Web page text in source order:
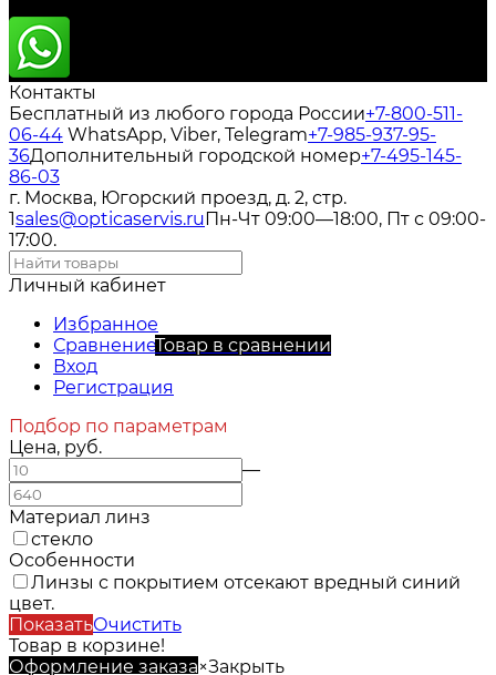
Контакты
Бесплатный из любого города России+7-800-511-
06-44 WhatsApp, Viber, Telegram+7-985-937-95-
36Дополнительный городской номер+7-495-145-
86-03
г. Москва, Югорский проезд, д. 2, стр.
1sales@opticaservis.ruПн-Чт 09:00—18:00, Пт с 09:00-
17:00.
Личный кабинет
Избранное
СравнениеТовар в сравнении
Вход
Регистрация
Подбор по параметрам
Цена, руб.
—
Материал линз
стекло
Особенности
Линзы с покрытием отсекают вредный синий
цвет.
ПоказатьОчистить
Товар в корзине!
Оформление заказа×Закрыть